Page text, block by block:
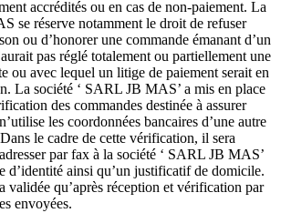
accrédités ou en cas de non-paiement. La
se réserve notamment le droit de refuser
ou d’honorer une commande émanant d’un
pas réglé totalement ou partiellement une
ou avec lequel un litige de paiement serait en
La société ‘ SARL JB MAS’ a mis en place
des commandes destinée à assurer
les coordonnées bancaires d’une autre
le cadre de cette vérification, il sera
par fax à la société ‘ SARL JB MAS’
d’identité ainsi qu’un justificatif de domicile.
validée qu’après réception et vérification par
envoyées.